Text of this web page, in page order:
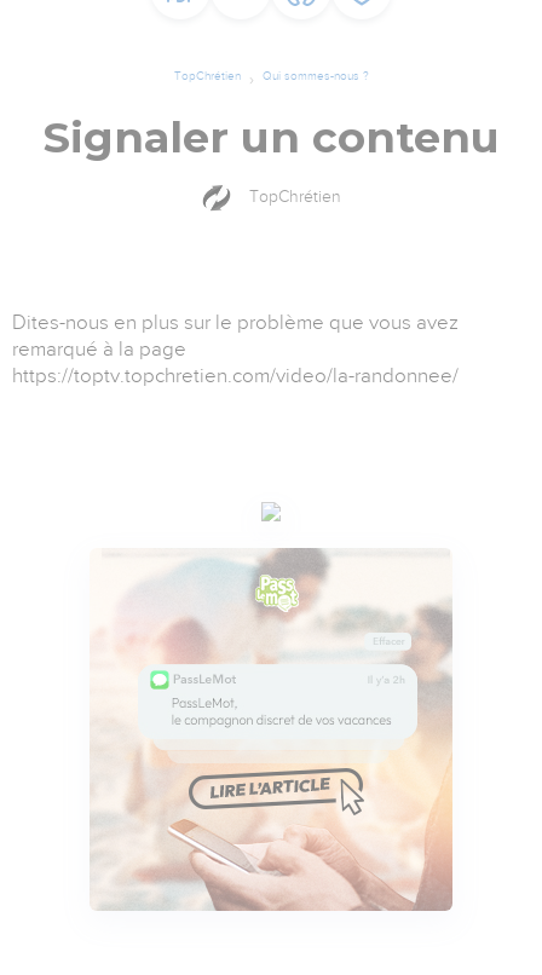
TopChrétien Qui sommes-nous ?
Signaler un contenu
TopChrétien
Dites-nous en plus sur le problème que vous avez
remarqué à la page
https://toptv.topchretien.com/video/la-randonnee/